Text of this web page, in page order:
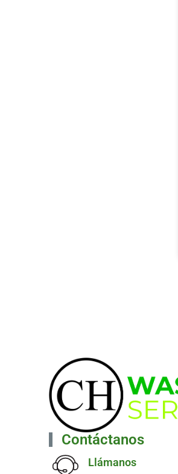
Contáctanos
Llámanos